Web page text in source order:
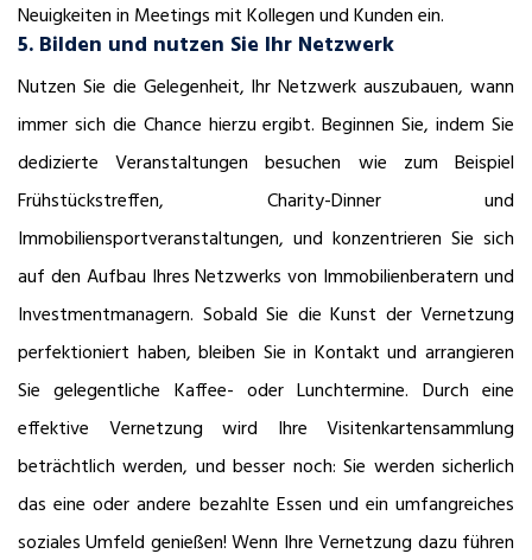
Neuigkeiten in Meetings mit Kollegen und Kunden ein.
5. Bilden und nutzen Sie Ihr Netzwerk
Nutzen Sie die Gelegenheit, Ihr Netzwerk auszubauen, wann
immer sich die Chance hierzu ergibt. Beginnen Sie, indem Sie
dedizierte Veranstaltungen besuchen wie zum Beispiel
Frühstückstreffen, Charity-Dinner und
Immobiliensportveranstaltungen, und konzentrieren Sie sich
auf den Aufbau Ihres Netzwerks von Immobilienberatern und
Investmentmanagern. Sobald Sie die Kunst der Vernetzung
perfektioniert haben, bleiben Sie in Kontakt und arrangieren
Sie gelegentliche Kaffee- oder Lunchtermine. Durch eine
effektive Vernetzung wird Ihre Visitenkartensammlung
beträchtlich werden, und besser noch: Sie werden sicherlich
das eine oder andere bezahlte Essen und ein umfangreiches
soziales Umfeld genießen! Wenn Ihre Vernetzung dazu führen